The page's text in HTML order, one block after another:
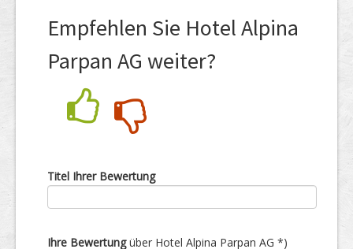
Empfehlen Sie Hotel Alpina
Parpan AG weiter?
Titel Ihrer Bewertung
Ihre Bewertungüber Hotel Alpina Parpan AG *)